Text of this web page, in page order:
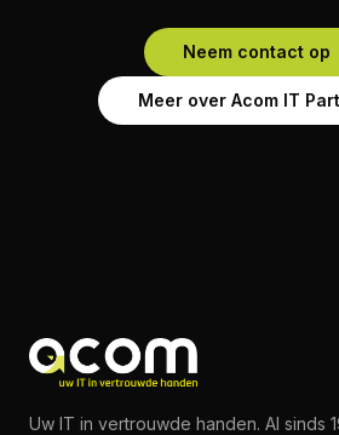
Neem contact op
Meer over Acom IT
Uw IT in vertrouwde handen. Al sinds